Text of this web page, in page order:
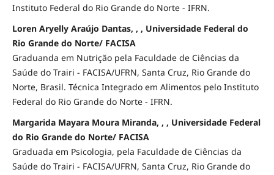
Instituto Federal do Rio Grande do Norte - IFRN.
Loren Aryelly Araújo Dantas, , , Universidade Federal do
Rio Grande do Norte/ FACISA
Graduanda em Nutrição pela Faculdade de Ciências da
Saúde do Trairi - FACISA/UFRN, Santa Cruz, Rio Grande do
Norte, Brasil. Técnica Integrado em Alimentos pelo Instituto
Federal do Rio Grande do Norte - IFRN.
Margarida Mayara Moura Miranda, , , Universidade Federal
do Rio Grande do Norte/ FACISA
Graduada em Psicologia, pela Faculdade de Ciências da
Saúde do Trairi - FACISA/UFRN, Santa Cruz, Rio Grande do